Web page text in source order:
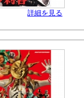
詳細を見る